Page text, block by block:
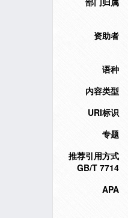
资助者
语种
内容类型
URI标识
专题
推荐引用方式
GB/T 7714
APA